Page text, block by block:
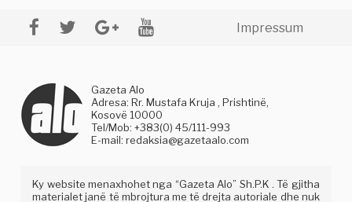
Impressum
Gazeta Alo
Adresa: Rr. Mustafa Kruja , Prishtinë,
Kosovë 10000
Tel/Mob: +383(0) 45/111-993
E-mail:redaksia@gazetaalo.com
Ky website menaxhohet nga “Gazeta Alo” Sh.P.K . Të gjitha
materialet janë të mbrojtura me të drejta autoriale dhe nuk